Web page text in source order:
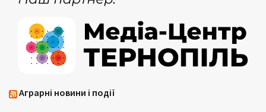
Аграрні новини і події